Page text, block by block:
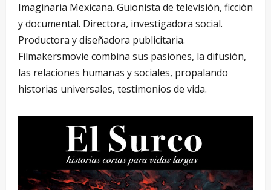
Imaginaria Mexicana. Guionista de televisión, ficción
y documental. Directora, investigadora social.
Productora y diseñadora publicitaria.
Filmakersmovie combina sus pasiones, la difusión,
las relaciones humanas y sociales, propalando
historias universales, testimonios de vida.